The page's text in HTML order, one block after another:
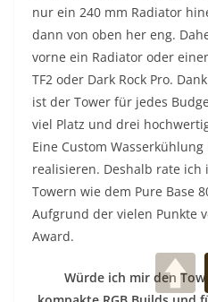
nur ein 240 mm Radiator
dann von oben her eng.
vorne ein Radiator oder
TF2 oder Dark Rock Pro.
ist der Tower für jedes
viel Platz und drei
Eine Custom
realisieren. Deshalb rate ich
Towern wie dem Pure Base
Aufgrund der vielen Punkte
Award.
Würde ich mir den